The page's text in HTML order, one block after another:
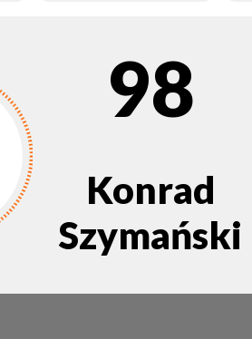
98
Konrad
Szymański